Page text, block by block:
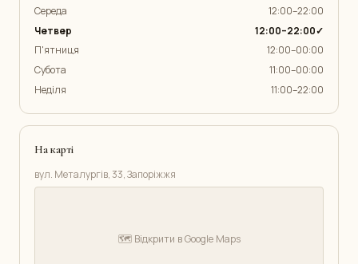
Середа
12:00–22:00
Четвер
12:00–22:00✓
П'ятниця
12:00–00:00
Субота
11:00–00:00
Неділя
11:00–22:00
На карті
вул. Металургів, 33, Запоріжжя
🗺️ Відкрити в Google Maps